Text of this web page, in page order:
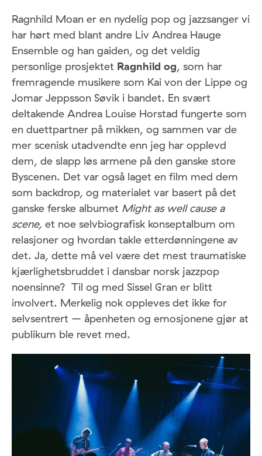
Ragnhild Moan er en nydelig pop og jazzsanger vi
har hørt med blant andre Liv Andrea Hauge
Ensemble og han gaiden, og det veldig
personlige prosjektet Ragnhild og, som har
fremragende musikere som Kai von der Lippe og
Jomar Jeppsson Søvik i bandet. En svært
deltakende Andrea Louise Horstad fungerte som
en duettpartner på mikken, og sammen var de
mer scenisk utadvendte enn jeg har opplevd
dem, de slapp løs armene på den ganske store
Byscenen. Det var også laget en film med dem
som backdrop, og materialet var basert på det
ganske ferske albumet Might as well cause a
scene, et noe selvbiografisk konseptalbum om
relasjoner og hvordan takle etterdønningene av
det. Ja, dette må vel være det mest traumatiske
kjærlighetsbruddet i dansbar norsk jazzpop
noensinne? Til og med Sissel Gran er blitt
involvert. Merkelig nok oppleves det ikke for
selvsentrert – åpenheten og emosjonene gjør at
publikum ble revet med.